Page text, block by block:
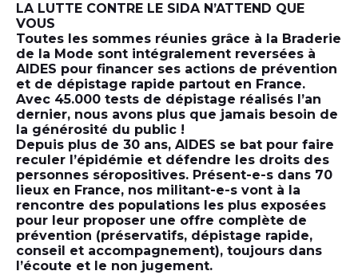
LA LUTTE CONTRE LE SIDA N’ATTEND QUE
VOUS
Toutes les sommes réunies grâce à la Braderie
de la Mode sont intégralement reversées à
AIDES pour financer ses actions de prévention
et de dépistage rapide partout en France.
Avec 45.000 tests de dépistage réalisés l’an
dernier, nous avons plus que jamais besoin de
la générosité du public !
Depuis plus de 30 ans, AIDES se bat pour faire
reculer l’épidémie et défendre les droits des
personnes séropositives. Présent-e-s dans 70
lieux en France, nos militant-e-s vont à la
rencontre des populations les plus exposées
pour leur proposer une offre complète de
prévention (préservatifs, dépistage rapide,
conseil et accompagnement), toujours dans
l’écoute et le non jugement.